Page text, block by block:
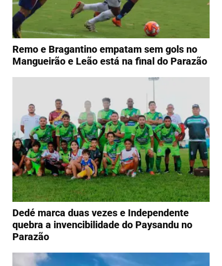
Remo e Bragantino empatam sem gols no
Mangueirão e Leão está na final do Parazão
Dedé marca duas vezes e Independente
quebra a invencibilidade do Paysandu no
Parazão